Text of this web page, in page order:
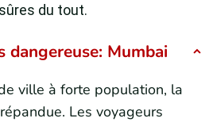
du tout.
dangereuse: Mumbai
ville à forte population, la
Les voyageurs